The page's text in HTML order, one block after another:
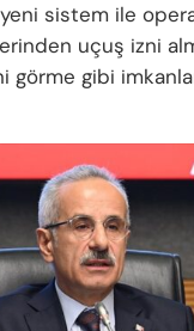
sistem ile
uçuş izni
görme gibi